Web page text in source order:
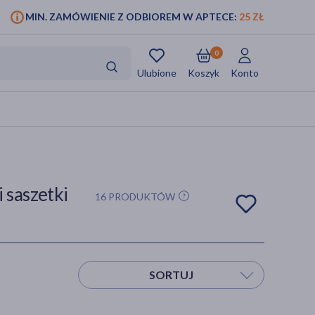
MIN. ZAMÓWIENIE Z ODBIOREM W APTECE: 25 ZŁ
Ulubione Koszyk
0
Konto
saszetki
16 PRODUKTÓW
SORTUJ